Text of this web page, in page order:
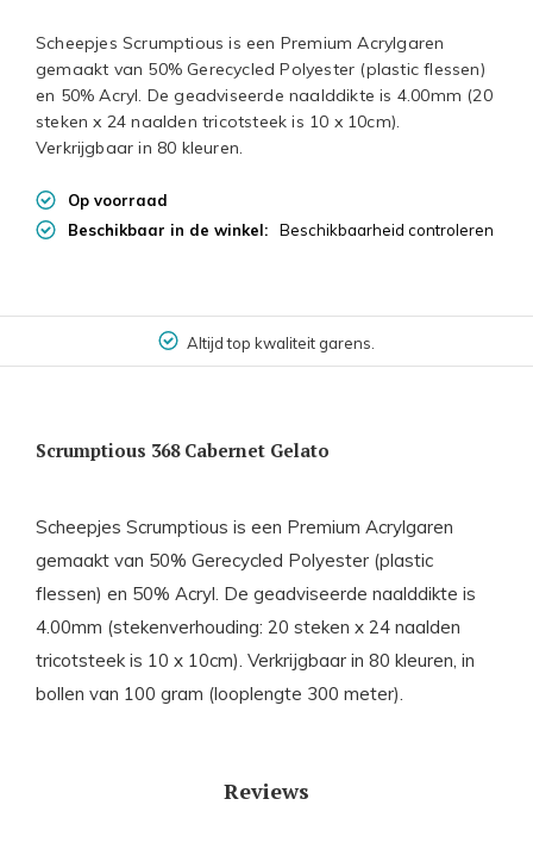
Scheepjes Scrumptious is een Premium Acrylgaren
gemaakt van 50% Gerecycled Polyester (plastic flessen)
en 50% Acryl. De geadviseerde naalddikte is 4.00mm (20
steken x 24 naalden tricotsteek is 10 x 10cm).
Verkrijgbaar in 80 kleuren.
Op voorraad
Beschikbaar in de winkel:
Beschikbaarheid controleren
Altijd top kwaliteit garens.
Scrumptious 368 Cabernet Gelato
Scheepjes Scrumptious is een Premium Acrylgaren
gemaakt van 50% Gerecycled Polyester (plastic
flessen) en 50% Acryl. De geadviseerde naalddikte is
4.00mm (stekenverhouding: 20 steken x 24 naalden
tricotsteek is 10 x 10cm). Verkrijgbaar in 80 kleuren, in
bollen van 100 gram (looplengte 300 meter).
Reviews